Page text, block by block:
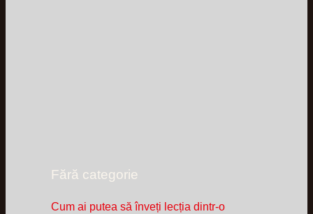
Fără categorie
Cum ai putea să înveți lecția dintr-o